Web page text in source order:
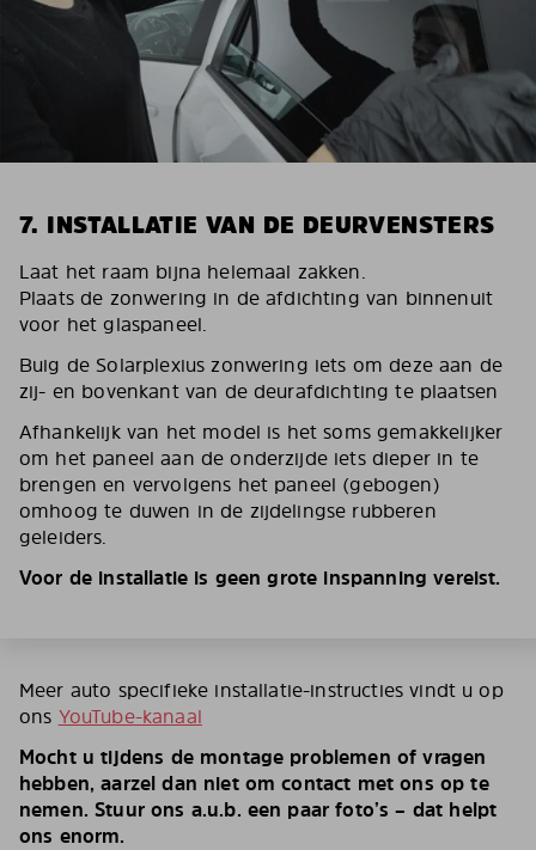
7. INSTALLATIE VAN DE DEURVENSTERS
Laat het raam bijna helemaal zakken.
Plaats de zonwering in de afdichting van binnenuit
voor het glaspaneel.
Buig de Solarplexius zonwering iets om deze aan de
zij- en bovenkant van de deurafdichting te plaatsen
Afhankelijk van het model is het soms gemakkelijker
om het paneel aan de onderzijde iets dieper in te
brengen en vervolgens het paneel (gebogen)
omhoog te duwen in de zijdelingse rubberen
geleiders.
Voor de installatie is geen grote inspanning vereist.
Meer auto specifieke installatie-instructies vindt u op
ons YouTube-kanaal
Mocht u tijdens de montage problemen of vragen
hebben, aarzel dan niet om contact met ons op te
nemen. Stuur ons a.u.b. een paar foto’s – dat helpt
ons enorm.